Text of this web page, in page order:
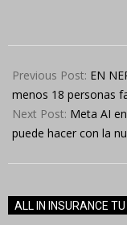
07-
24
Previous Post: EN
menos 18 personas
Next Post: Meta AI
puede hacer con la
ALL IN INSURANCE